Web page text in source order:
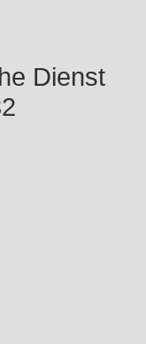
Dienst